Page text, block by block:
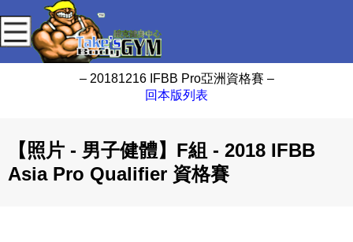
– 20181216 IFBB Pro亞洲資格賽 –
回本版列表
【照片 - 男子健體】F組 - 2018 IFBB
Asia Pro Qualifier 資格賽